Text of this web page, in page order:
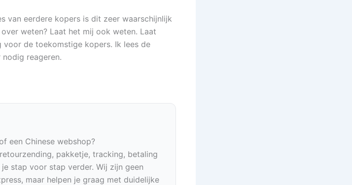
van eerdere kopers is dit zeer waarschijnlijk
weten? Laat het mij ook weten. Laat
de toekomstige kopers. Ik lees de
reageren.
een Chinese webshop?
pakketje, tracking, betaling
stap voor stap verder. Wij zijn geen
maar helpen je graag met duidelijke